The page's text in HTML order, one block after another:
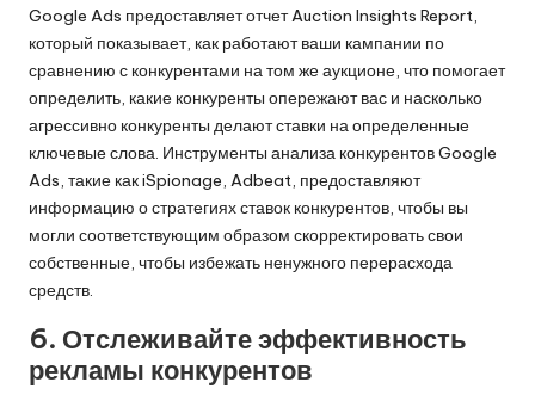
Google Ads предоставляет отчет Auction Insights Report,
который показывает, как работают ваши кампании по
сравнению с конкурентами на том же аукционе, что помогает
определить, какие конкуренты опережают вас и насколько
агрессивно конкуренты делают ставки на определенные
ключевые слова. Инструменты анализа конкурентов Google
Ads, такие как iSpionage, Adbeat, предоставляют
информацию о стратегиях ставок конкурентов, чтобы вы
могли соответствующим образом скорректировать свои
собственные, чтобы избежать ненужного перерасхода
средств.
6. Отслеживайте эффективность
рекламы конкурентов